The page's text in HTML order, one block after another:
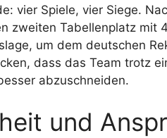
vier Spiele, vier Siege.
zweiten Tabellenplatz mit
um dem deutschen
dass das Team trotz
abzuschneiden.
und